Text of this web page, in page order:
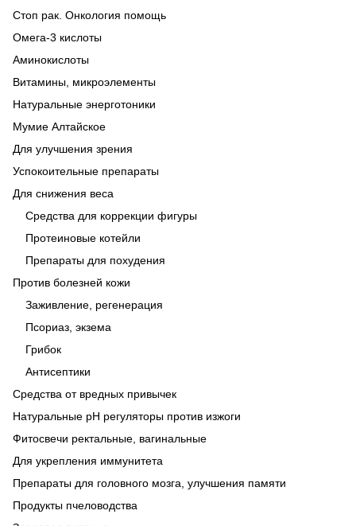
Стоп рак. Онкология помощь
Омега-3 кислоты
Аминокислоты
Витамины, микроэлементы
Натуральные энерготоники
Мумие Алтайское
Для улучшения зрения
Успокоительные препараты
Для снижения веса
Средства для коррекции фигуры
Протеиновые котейли
Препараты для похудения
Против болезней кожи
Заживление, регенерация
Псориаз, экзема
Грибок
Антисептики
Средства от вредных привычек
Натуральные рН регуляторы против изжоги
Фитосвечи ректальные, вагинальные
Для укрепления иммунитета
Препараты для головного мозга, улучшения памяти
Продукты пчеловодства